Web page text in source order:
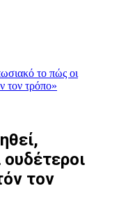
το πώς οι
τον τρόπο»
τον